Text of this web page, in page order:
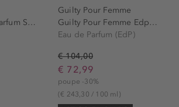
Guilty Homme Parfum Spray
Guilty Pour Femme
Guilty Pour Femme Edp Spray...
Eau de Parfum (EdP)
€ 104,00
€ 72,99
poupe -30%
(€ 243,30 / 100 ml)